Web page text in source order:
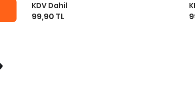
KDV Dahil
99,90 TL